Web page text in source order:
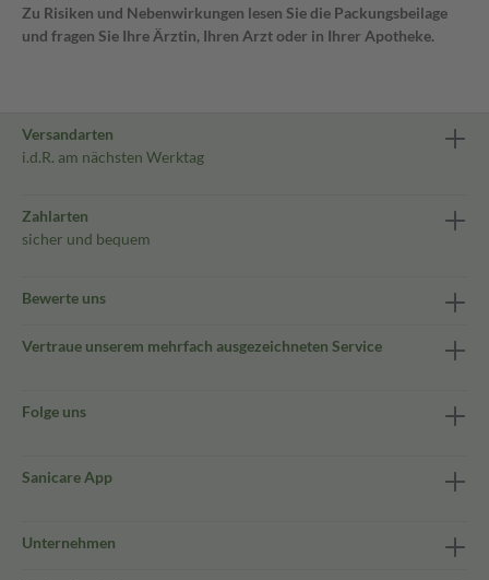
Zu Risiken und Nebenwirkungen lesen Sie die Packungsbeilage
und fragen Sie Ihre Ärztin, Ihren Arzt oder in Ihrer Apotheke.
Versandarten
i.d.R. am nächsten Werktag
Zahlarten
sicher und bequem
Bewerte uns
Vertraue unserem mehrfach ausgezeichneten Service
Folge uns
Sanicare App
Unternehmen